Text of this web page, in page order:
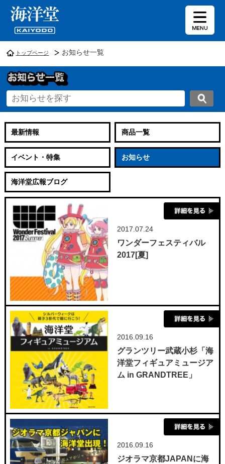
トップページ お知らせ一覧
最新情報 商品一覧
イベント・特集 お知らせ
海洋堂広報ブログ
2017.07.24
ワンダーフェスティバル
2017[夏]
2016.09.16
グランツリー武蔵小杉「海
洋堂フィギュアミュージア
ム in GRANDTREE」
2016.09.16
ジオラマ京都JAPANに海